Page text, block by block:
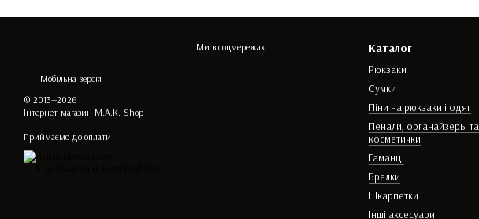
Мобільна версія
© 2013—2026
Інтернет-магазин M.A.K.-Shop
Приймаємо до оплати
Ми в соцмережах Каталог
Рюкзаки
Сумки
Піни на рюкзаки і одяг
Пенали, органайзеры та
косметички
Гаманці
Брелки
Шкарпетки
Інші аксесуари